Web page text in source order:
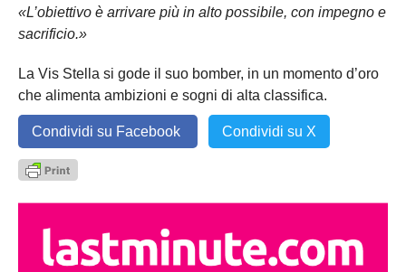
«L’obiettivo è arrivare più in alto possibile, con impegno e
sacrificio.»
La Vis Stella si gode il suo bomber, in un momento d’oro
che alimenta ambizioni e sogni di alta classifica.
Condividi su Facebook Condividi su X